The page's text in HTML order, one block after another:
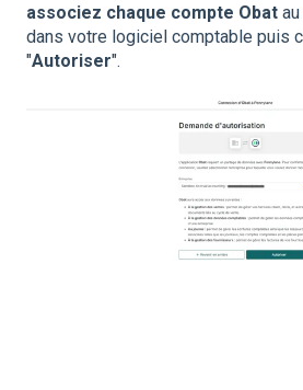
associez chaque compte Obat
dans votre logiciel comptable puis
"Autoriser".